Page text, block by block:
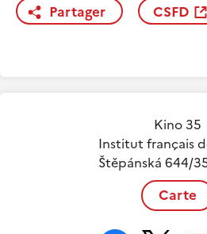
Partager CSFD
Kino 35
Institut français
Štěpánská 644/
Carte